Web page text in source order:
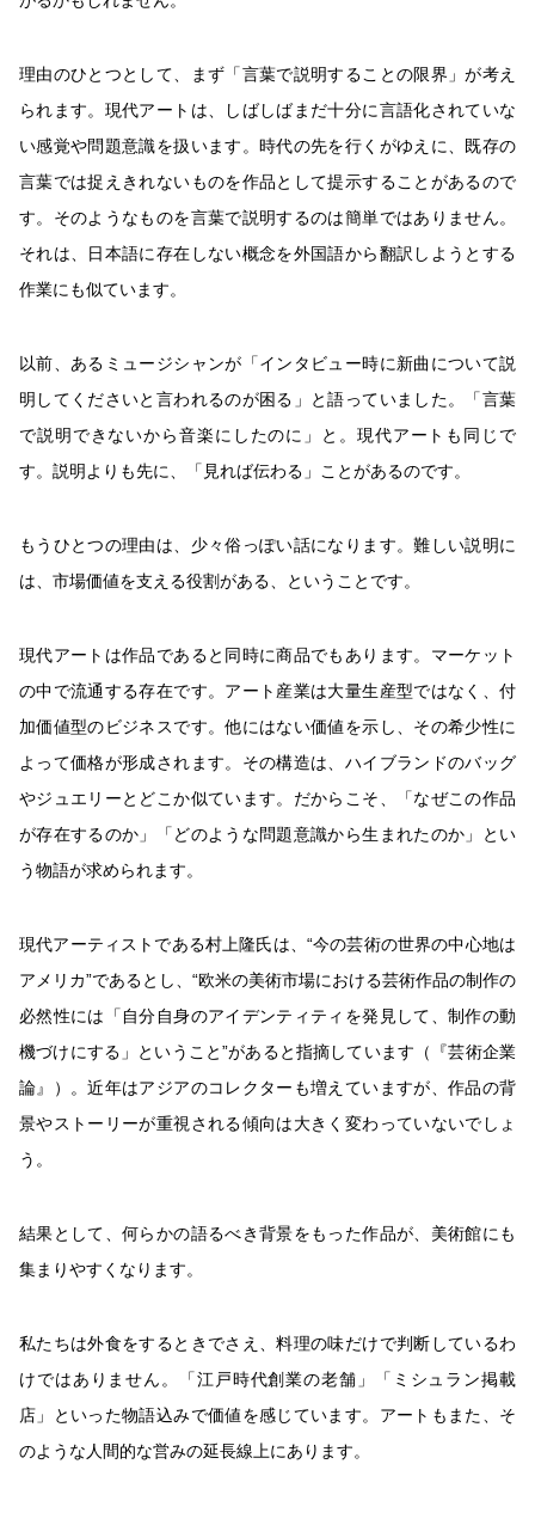
理由のひとつとして、まず「言葉で説明することの限界」が考え
られます。現代アートは、しばしばまだ十分に言語化されていな
い感覚や問題意識を扱います。時代の先を行くがゆえに、既存の
言葉では捉えきれないものを作品として提示することがあるので
す。そのようなものを言葉で説明するのは簡単ではありません。
それは、日本語に存在しない概念を外国語から翻訳しようとする
作業にも似ています。
以前、あるミュージシャンが「インタビュー時に新曲について説
明してくださいと言われるのが困る」と語っていました。「言葉
で説明できないから音楽にしたのに」と。現代アートも同じで
す。説明よりも先に、「見れば伝わる」ことがあるのです。
もうひとつの理由は、少々俗っぽい話になります。難しい説明に
は、市場価値を支える役割がある、ということです。
現代アートは作品であると同時に商品でもあります。マーケット
の中で流通する存在です。アート産業は大量生産型ではなく、付
加価値型のビジネスです。他にはない価値を示し、その希少性に
よって価格が形成されます。その構造は、ハイブランドのバッグ
やジュエリーとどこか似ています。だからこそ、「なぜこの作品
が存在するのか」「どのような問題意識から生まれたのか」とい
う物語が求められます。
現代アーティストである村上隆氏は、“今の芸術の世界の中心地は
アメリカ”であるとし、“欧米の美術市場における芸術作品の制作の
必然性には「自分自身のアイデンティティを発見して、制作の動
機づけにする」ということ”があると指摘しています（『芸術企業
論』）。近年はアジアのコレクターも増えていますが、作品の背
景やストーリーが重視される傾向は大きく変わっていないでしょ
う。
結果として、何らかの語るべき背景をもった作品が、美術館にも
集まりやすくなります。
私たちは外食をするときでさえ、料理の味だけで判断しているわ
けではありません。「江戸時代創業の老舗」「ミシュラン掲載
店」といった物語込みで価値を感じています。アートもまた、そ
のような人間的な営みの延長線上にあります。